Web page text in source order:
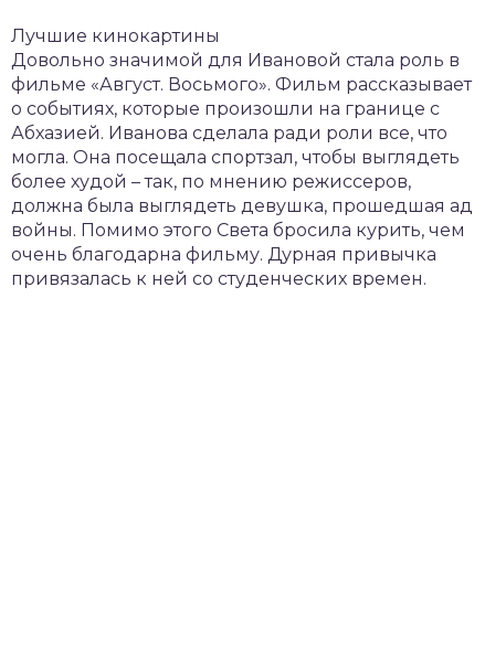
Лучшие кинокартины
Довольно значимой для Ивановой стала роль в
фильме «Август. Восьмого». Фильм рассказывает
о событиях, которые произошли на границе с
Абхазией. Иванова сделала ради роли все, что
могла. Она посещала спортзал, чтобы выглядеть
более худой – так, по мнению режиссеров,
должна была выглядеть девушка, прошедшая ад
войны. Помимо этого Света бросила курить, чем
очень благодарна фильму. Дурная привычка
привязалась к ней со студенческих времен.